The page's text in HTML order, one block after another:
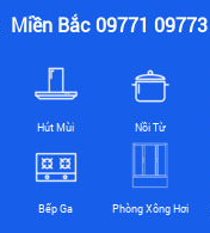
Miền Bắc 09771 09773
Hút Mùi Nồi Từ
Bếp Ga Phòng Xông Hơi